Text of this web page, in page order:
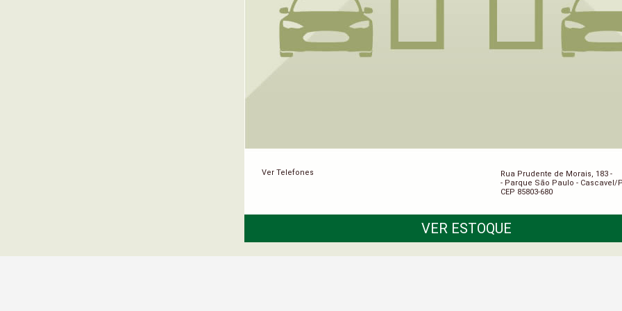
Ver Telefones
Rua Prudente de Morais, 183 -
- Parque São Paulo - Cascavel/
CEP 85803-680
VER ESTOQUE